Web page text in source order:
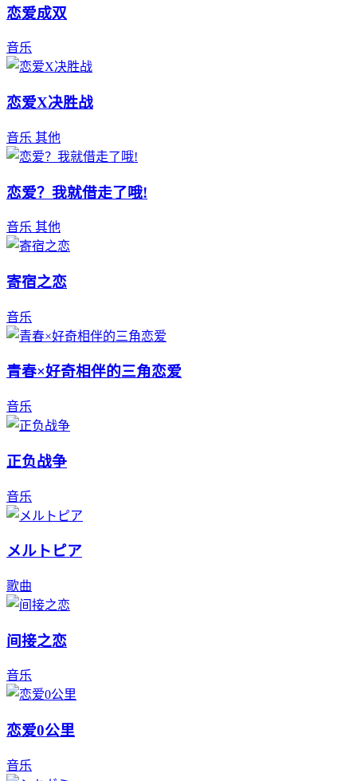
恋爱成双
音乐
恋爱X决胜战
音乐 其他
恋爱？我就借走了哦!
音乐 其他
寄宿之恋
音乐
青春×好奇相伴的三角恋爱
音乐
正负战争
音乐
メルトピア
歌曲
间接之恋
音乐
恋爱0公里
音乐